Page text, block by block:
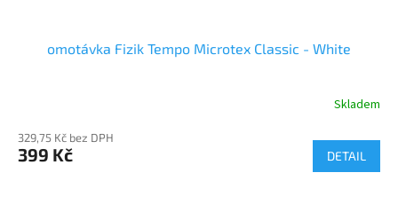
omotávka Fizik Tempo Microtex Classic - White
Skladem
329,75 Kč bez DPH
399 Kč DETAIL